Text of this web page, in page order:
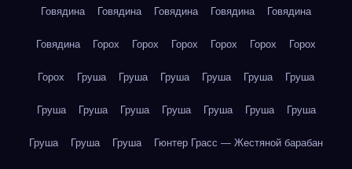
Говядина Говядина Говядина Говядина Говядина
Говядина Горох Горох Горох Горох Горох Горох
Горох Груша Груша Груша Груша Груша Груша
Груша Груша Груша Груша Груша Груша Груша
Груша Груша Груша Гюнтер Грасс — Жестяной барабан